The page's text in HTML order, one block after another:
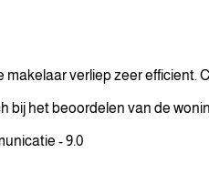
makelaar verliep zeer efficient.
bij het beoordelen van de
- 9.0